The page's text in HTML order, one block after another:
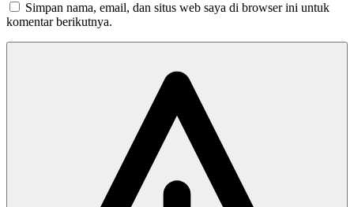
Simpan nama, email, dan situs web saya di browser ini untuk
komentar berikutnya.